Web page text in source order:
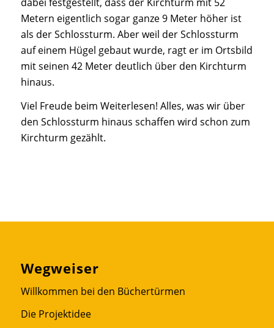
Metern eigentlich sogar ganze 9 Meter höher ist
als der Schlossturm. Aber weil der Schlossturm
auf einem Hügel gebaut wurde, ragt er im Ortsbild
mit seinen 42 Meter deutlich über den Kirchturm
hinaus.
Viel Freude beim Weiterlesen! Alles, was wir über
den Schlossturm hinaus schaffen wird schon zum
Kirchturm gezählt.
Wegweiser
Willkommen bei den Büchertürmen
Die Projektidee